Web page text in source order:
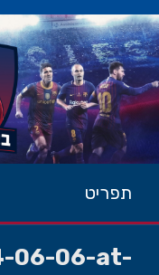
תפריט
06-06-at-